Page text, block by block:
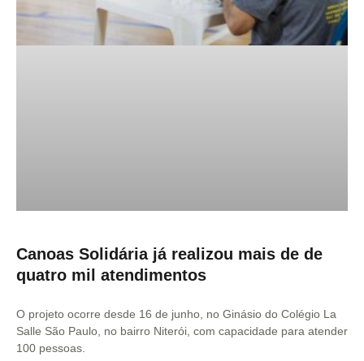
Canoas Solidária já realizou mais de de
quatro mil atendimentos
O projeto ocorre desde 16 de junho, no Ginásio do Colégio La
Salle São Paulo, no bairro Niterói, com capacidade para atender
100 pessoas.